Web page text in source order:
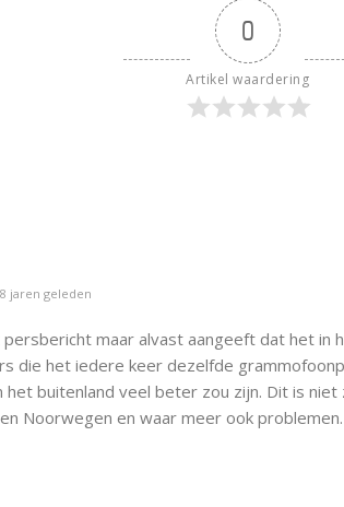
0
Artikel waardering
8 jaren geleden
maar alvast aangeeft dat het in
die het iedere keer dezelfde
buitenland veel beter zou zijn. Dit is niet
Noorwegen en waar meer ook